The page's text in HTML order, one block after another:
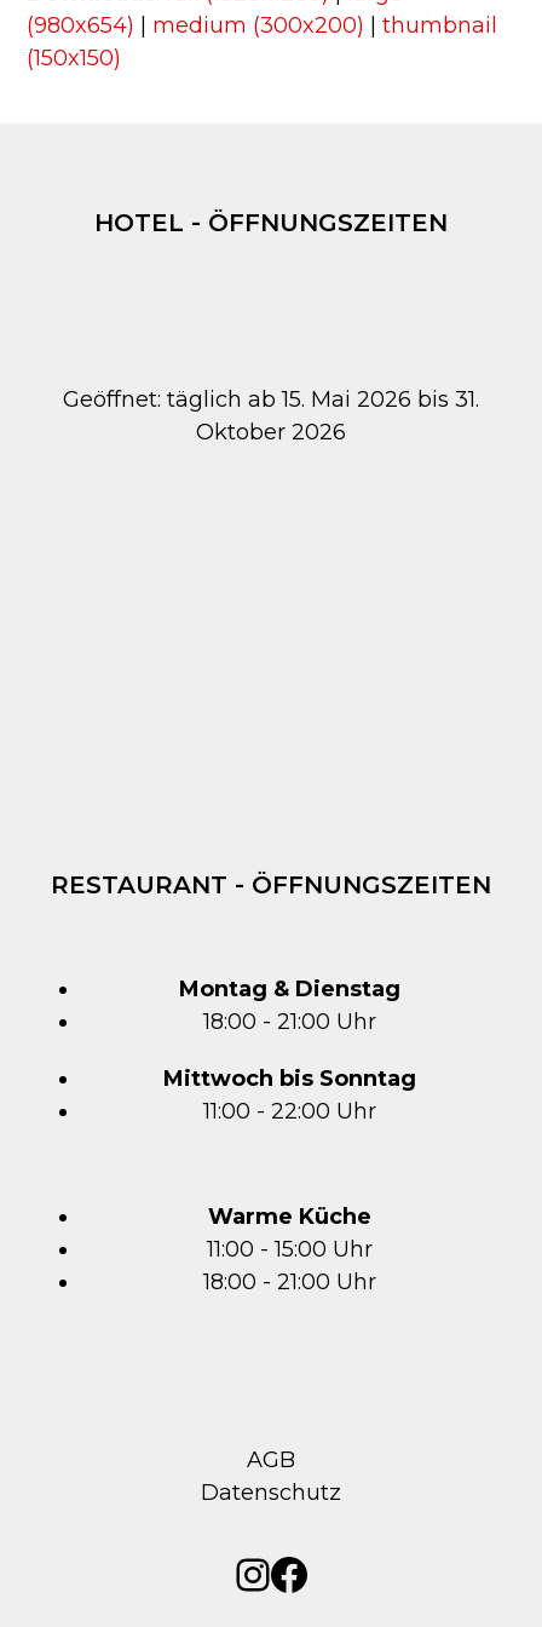
(980x654)
medium (300x200) |thumbnail
(150x150)
HOTEL - ÖFFNUNGSZEITEN
Geöffnet: täglich ab 15. Mai 2026 bis 31.
Oktober 2026
RESTAURANT - ÖFFNUNGSZEITEN
Montag & Dienstag
18:00 - 21:00 Uhr
Mittwoch bis Sonntag
11:00 - 22:00 Uhr
Warme Küche
11:00 - 15:00 Uhr
18:00 - 21:00 Uhr
AGB
Datenschutz
Instagram
Facebook